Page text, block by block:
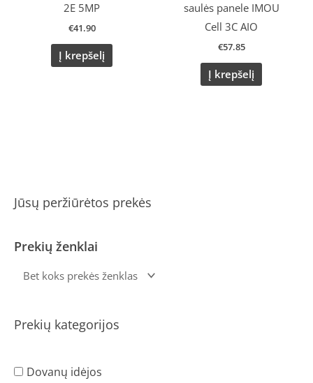
Jūsų peržiūrėtos prekės
Prekių ženklai
Prekių kategorijos
Dovanų idėjos
2E 5MP
€41.90
Į krepšelį
saulės panele IMOU
Cell 3C AIO
€57.85
Į krepšelį